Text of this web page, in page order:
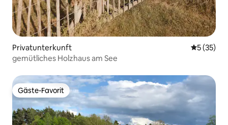
Privatunterkunft
5 (35)
gemütliches Holzhaus am See
Gäste-Favorit
Gäste-Favorit